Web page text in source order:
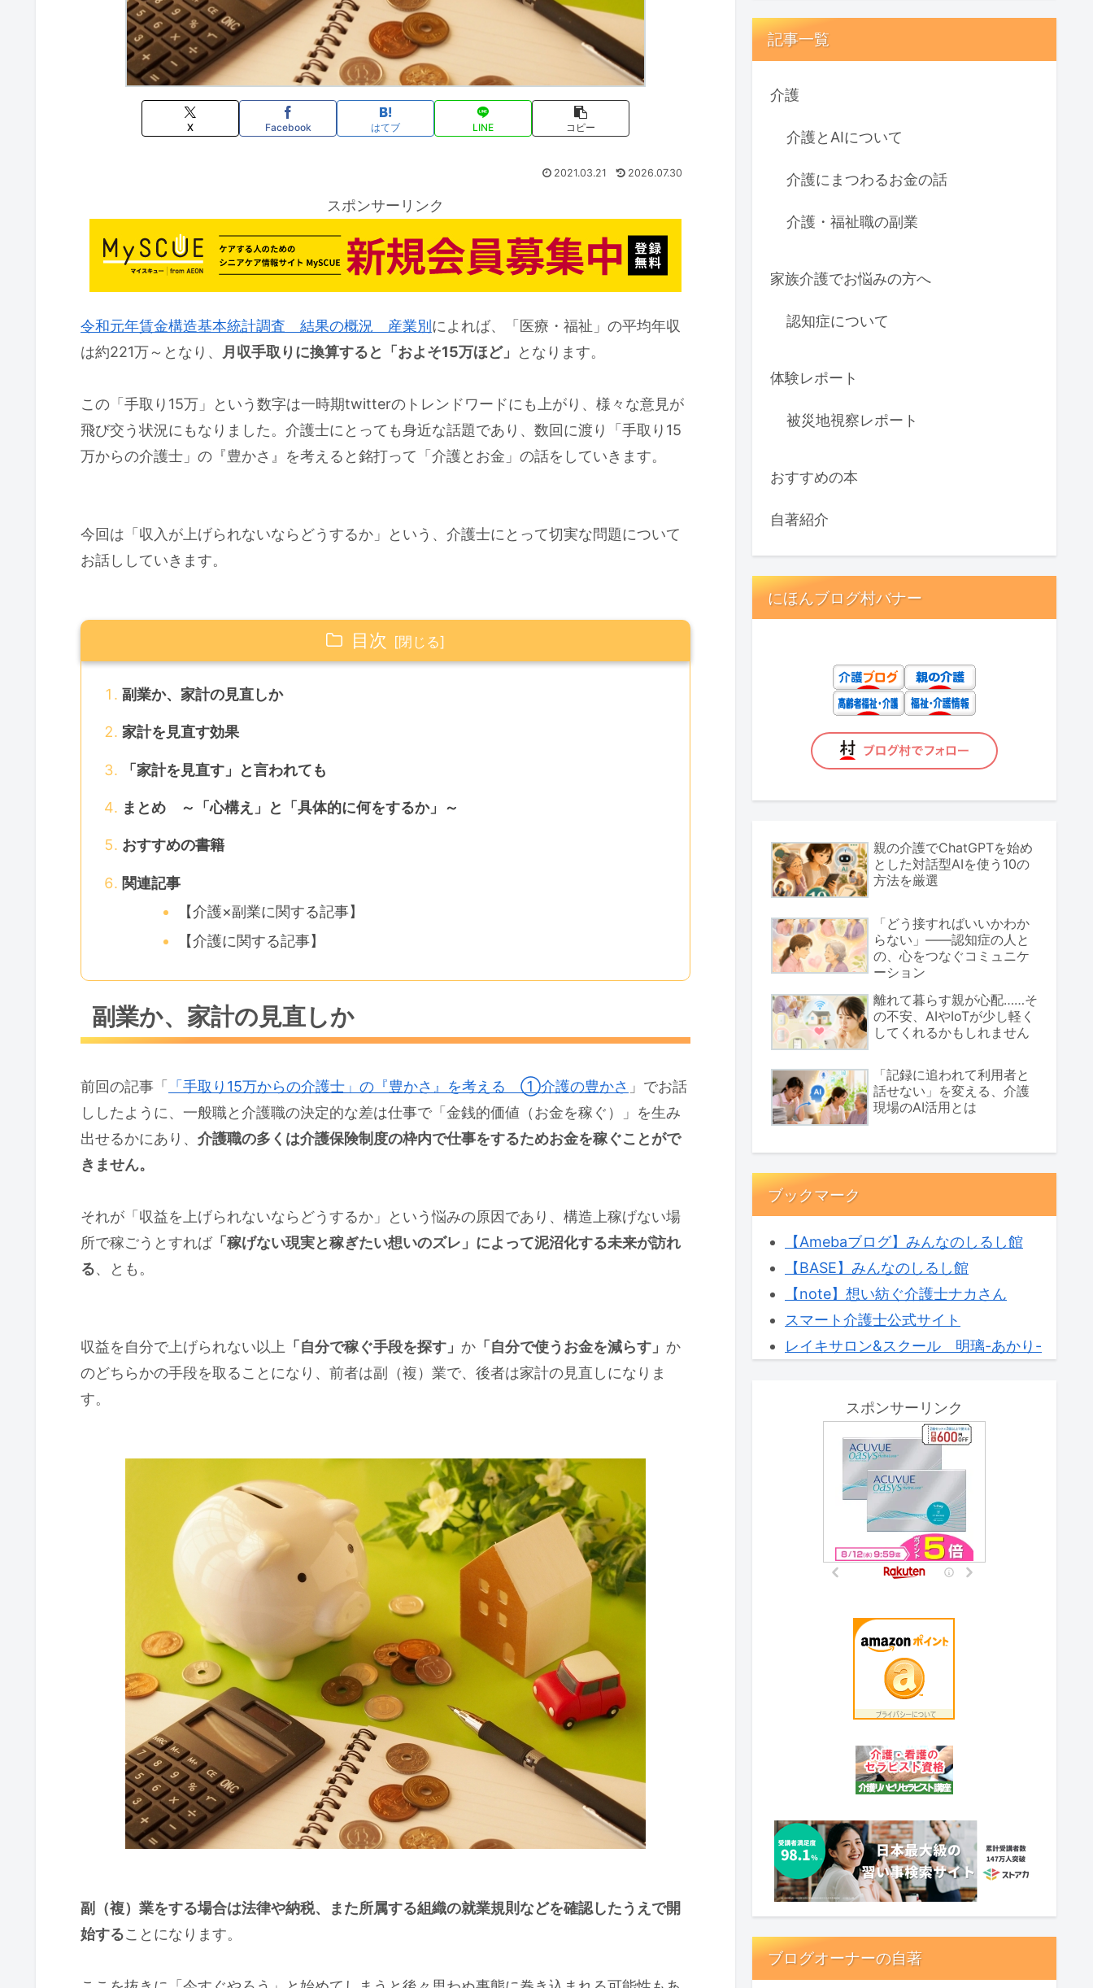
X Facebook はてブ LINE コピー
2021.03.21 2026.07.30
スポンサーリンク
令和元年賃金構造基本統計調査 結果の概況 産業別によれば、「医療・福祉」の平均年収
は約221万～となり、
月収手取りに換算すると「およそ15万ほど」 となります。
この「手取り15万」という数字は一時期twitterのトレンドワードにも上がり、様々な意見が
飛び交う状況にもなりました。介護士にとっても身近な話題であり、数回に渡り「手取り15
万からの介護士」の『豊かさ』を考えると銘打って「介護とお金」の話をしていきます。
今回は「収入が上げられないならどうするか」という、介護士にとって切実な問題について
お話ししていきます。
目次
副業か、家計の見直しか
家計を見直す効果
「家計を見直す」と言われても
まとめ ～「心構え」と「具体的に何をするか」～
おすすめの書籍
関連記事
【介護×副業に関する記事】
【介護に関する記事】
副業か、家計の見直しか
前回の記事「 「手取り15万からの介護士」の『豊かさ』を考える ①介護の豊かさ 」でお話
ししたように、一般職と介護職の決定的な差は仕事で「金銭的価値（お金を稼ぐ）」を生み
出せるかにあり、 介護職の多くは介護保険制度の枠内で仕事をするためお金を稼ぐことがで
きません。
それが「収益を上げられないならどうするか」という悩みの原因であり、構造上稼げない場
所で稼ごうとすれば「稼げない現実と稼ぎたい想いのズレ」によって泥沼化する未来が訪れ
る、とも。
収益を自分で上げられない以上 「自分で稼ぐ手段を探す」 か 「自分で使うお金を減らす」 か
のどちらかの手段を取ることになり、前者は副（複）業で、後者は家計の見直しになりま
す。
副（複）業をする場合は法律や納税、また所属する組織の就業規則などを確認したうえで開
始することになります。
記事一覧
介護
介護とAIについて
介護にまつわるお金の話
介護・福祉職の副業
家族介護でお悩みの方へ
認知症について
体験レポート
被災地視察レポート
おすすめの本
自著紹介
にほんブログ村バナー
親の介護でChatGPTを始め
とした対話型AIを使う10の
方法を厳選
「どう接すればいいかわか
らない」――認知症の人と
の、心をつなぐコミュニケ
ーション
離れて暮らす親が心配……そ
の不安、AIやIoTが少し軽く
してくれるかもしれません
「記録に追われて利用者と
話せない」を変える、介護
現場のAI活用とは
ブックマーク
【Amebaブログ】みんなのしるし館
【BASE】みんなのしるし館
【note】想い紡ぐ介護士ナカさん
スマート介護士公式サイト
レイキサロン&スクール 明璃-あかり-
スポンサーリンク
ブログオーナーの自著